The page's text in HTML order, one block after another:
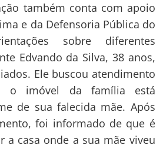
também conta com apoio
e da Defensoria Pública do
sobre diferentes
Edvando da Silva, 38 anos,
Ele buscou atendimento
o imóvel da família está
de sua falecida mãe. Após
foi informado de que é
a casa onde a sua mãe viveu